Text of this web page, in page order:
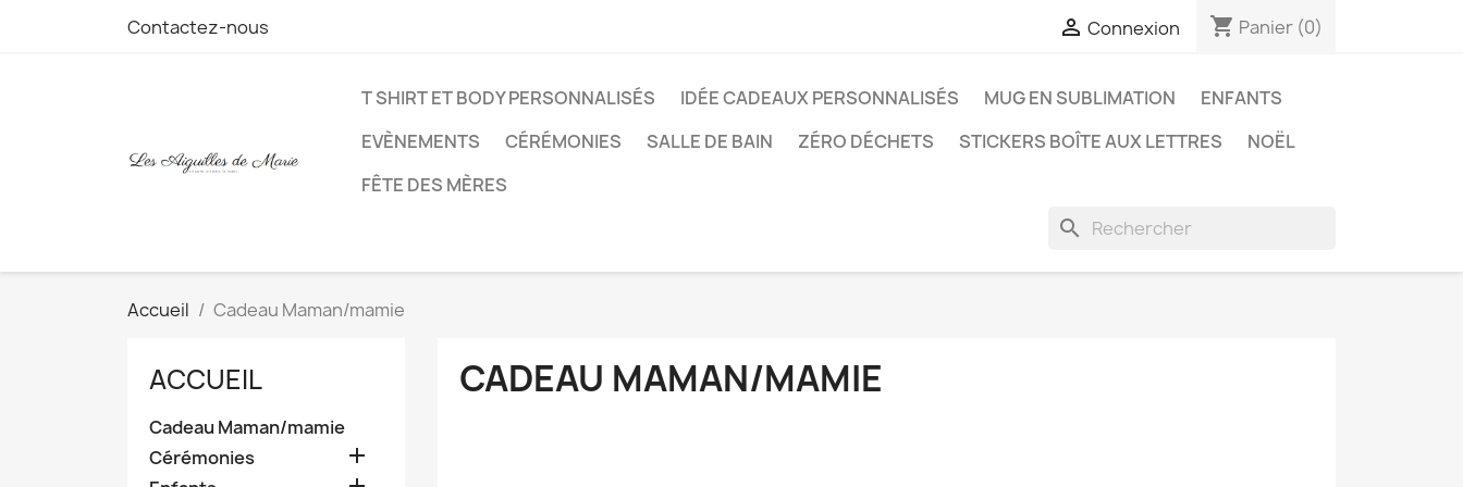
Contactez-nous  Connexion shopping_cart Panier (0)
T SHIRT ET BODY PERSONNALISÉS IDÉE CADEAUX PERSONNALISÉS MUG EN SUBLIMATION
ENFANTS
EVÈNEMENTS
CÉRÉMONIES SALLE DE BAIN ZÉRO DÉCHETS STICKERS BOÎTE AUX LETTRES
NOËL
FÊTE DES MÈRES
search
Accueil Cadeau Maman/mamie
ACCUEIL
Cadeau Maman/mamie
Cérémonies

CADEAU MAMAN/MAMIE